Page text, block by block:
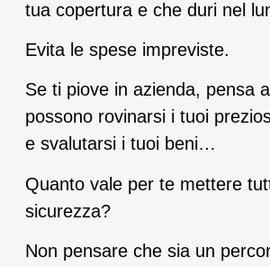
tua copertura e che duri nel
Evita le spese impreviste.
Se ti piove in azienda, pensa
possono rovinarsi i tuoi
e svalutarsi i tuoi beni…
Quanto vale per te mettere
sicurezza?
Non pensare che sia un